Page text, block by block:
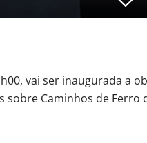
vai ser inaugurada a
sobre Caminhos de Ferro